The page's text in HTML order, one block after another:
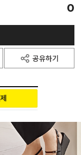
0
공유하기